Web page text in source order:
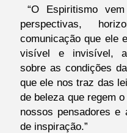
“O Espiritismo
perspectivas,
comunicação que ele
visível e invisível,
sobre as condições
que ele nos traz das
de beleza que regem
nossos pensadores e
de inspiração.”